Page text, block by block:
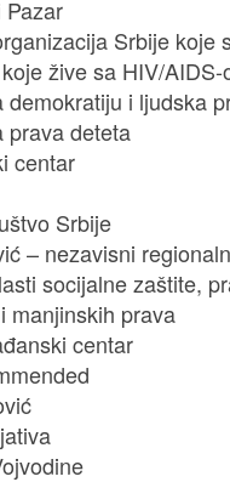
Pazar
Srbije koje
žive sa HIV/AIDS-
demokratiju i ljudska
prava deteta
centar
Srbije
– nezavisni
socijalne zaštite,
manjinskih prava
centar